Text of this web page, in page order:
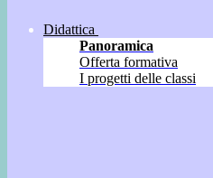
Didattica
Panoramica
Offerta formativa
I progetti delle classi